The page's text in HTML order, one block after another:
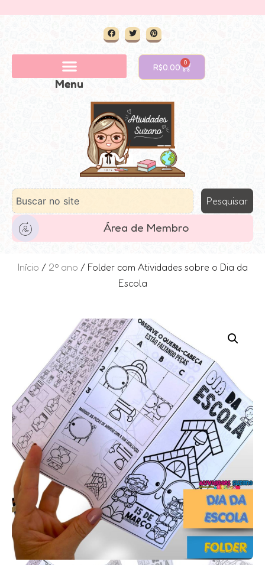
Menu
R$0.00 0
Pesquisar
Área de Membro
Início / 2º ano / Folder com Atividades sobre o Dia da
Escola